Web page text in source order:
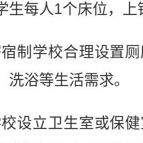
生每人1个床位，
学校合理设置厕
洗浴等生活需求。
立卫生室或保健